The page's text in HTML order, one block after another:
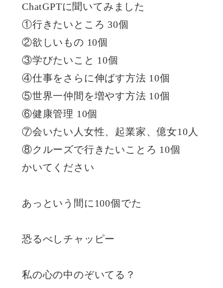
ChatGPTに聞いてみました
①行きたいところ 30個
②欲しいもの 10個
③学びたいこと 10個
④仕事をさらに伸ばす方法 10個
⑤世界一仲間を増やす方法 10個
⑥健康管理 10個
⑦会いたい人女性、起業家、億女10人
⑧クルーズで行きたいことろ 10個
かいてください
あっという間に100個でた
恐るべしチャッピー
私の心の中のぞいてる？